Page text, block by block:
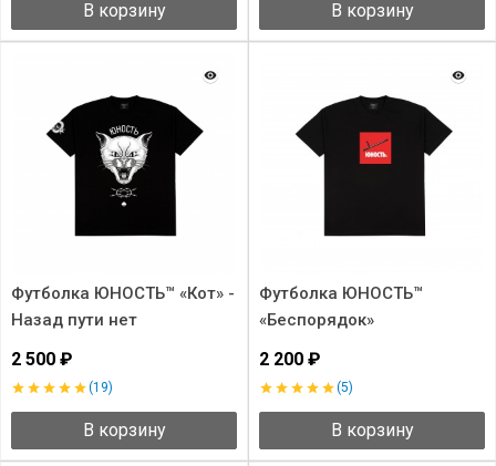
В корзину В корзину
Футболка ЮНОСТЬ™ «Кот» -
Назад пути нет
2 500 ₽
(19)
В корзину
Футболка ЮНОСТЬ™
«Беспорядок»
2 200 ₽
(5)
В корзину